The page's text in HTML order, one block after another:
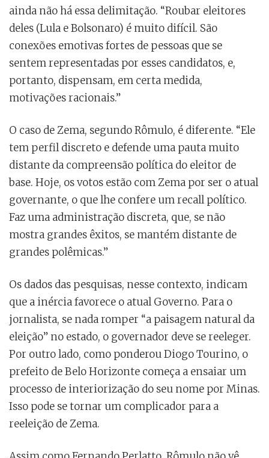
ainda não há essa delimitação. “Roubar eleitores
deles (Lula e Bolsonaro) é muito difícil. São
conexões emotivas fortes de pessoas que se
sentem representadas por esses candidatos, e,
portanto, dispensam, em certa medida,
motivações racionais.”
O caso de Zema, segundo Rômulo, é diferente. “Ele
tem perfil discreto e defende uma pauta muito
distante da compreensão política do eleitor de
base. Hoje, os votos estão com Zema por ser o atual
governante, o que lhe confere um recall político.
Faz uma administração discreta, que, se não
mostra grandes êxitos, se mantém distante de
grandes polêmicas.”
Os dados das pesquisas, nesse contexto, indicam
que a inércia favorece o atual Governo. Para o
jornalista, se nada romper “a paisagem natural da
eleição” no estado, o governador deve se reeleger.
Por outro lado, como ponderou Diogo Tourino, o
prefeito de Belo Horizonte começa a ensaiar um
processo de interiorização do seu nome por Minas.
Isso pode se tornar um complicador para a
reeleição de Zema.